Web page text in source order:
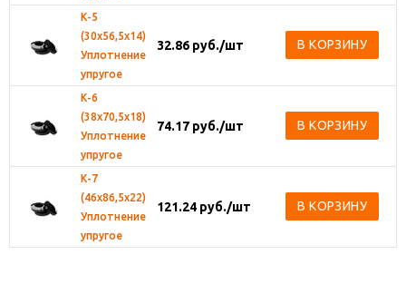
К-5
(30х56,5х14)
Уплотнение
упругое
32.86 руб./шт В КОРЗИНУ
К-6
(38х70,5х18)
Уплотнение
упругое
74.17 руб./шт В КОРЗИНУ
К-7
(46х86,5х22)
Уплотнение
упругое
121.24 руб./шт В КОРЗИНУ